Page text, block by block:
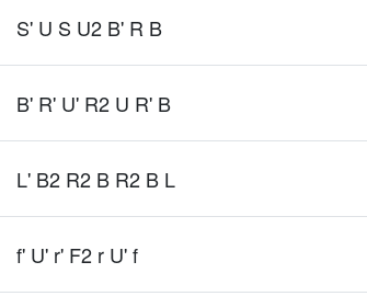
S' U S U2 B' R B
B' R' U' R2 U R' B
L' B2 R2 B R2 B L
f' U' r' F2 r U' f